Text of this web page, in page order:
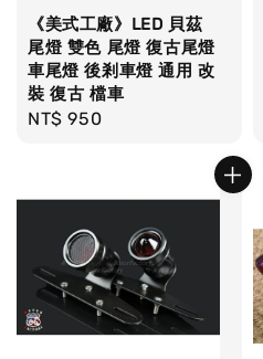
《美式工廠》LED 貝茲
尾燈 雙色 尾燈 復古尾燈
車尾燈 後剎車燈 通用 改
裝 復古 檔車
Regular
NT$ 950